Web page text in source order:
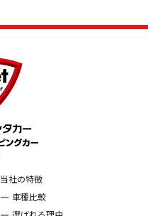
当社の特徴
車種比較